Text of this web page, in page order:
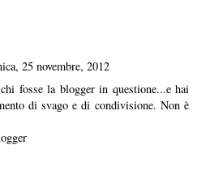
25 novembre, 2012
fosse la blogger in questione...e hai
di svago e di condivisione. Non è